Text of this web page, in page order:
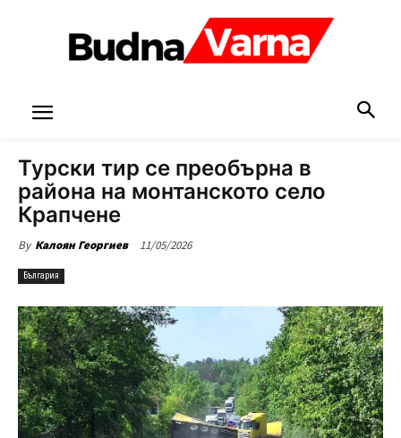
Турски тир се преобърна в
района на монтанското село
Крапчене
By Калоян Георгиев 11/05/2026
България